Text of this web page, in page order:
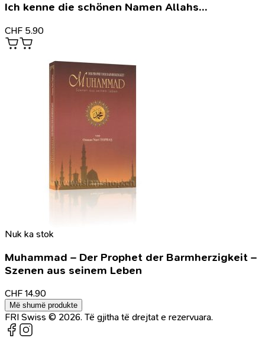
Ich kenne die schönen Namen Allahs…
CHF 5.90
Nuk ka stok
Muhammad – Der Prophet der Barmherzigkeit –
Szenen aus seinem Leben
CHF 14.90
Më shumë produkte
FRI Swiss © 2026. Të gjitha të drejtat e rezervuara.